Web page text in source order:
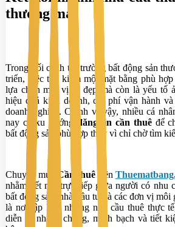
thương mại
Trong bối cảnh thị trường bất động sản
triển, việc tìm kiếm một mặt bằng phù
lựa chọn một vị trí đẹp mà còn là yếu tố
hiệu quả kinh doanh, chi phí vận hành
doanh nghiệp. Chính vì vậy, nhiều cá
nay có xu hướng
đăng tin cần thuêđể
bất động sản phù hợp thay vì chỉ chờ tìm
Chuyên mục Cần thuêtrên
nhằm kết nối trực tiếp giữa người có nhu
bất động sản, nhà đầu tư và các đơn vị
là nơi tập hợp những nhu cầu thuê thực
diễn ra nhanh chóng, minh bạch và tiết